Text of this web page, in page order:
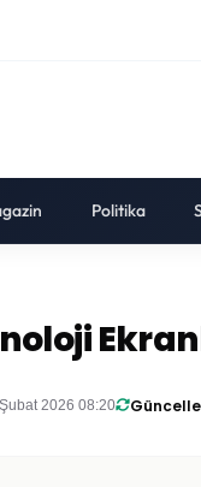
Politika
2026 08:20